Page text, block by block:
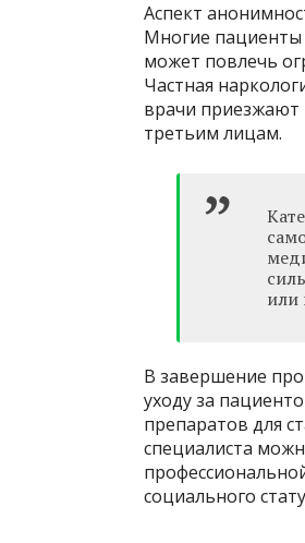
Аспект
Многие пациенты
может повлечь
Частная
врачи приезжают
третьим лицам.
или
В завершение
уходу за
препаратов для
специалиста
социального